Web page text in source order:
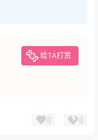
给TA打赏
0 0